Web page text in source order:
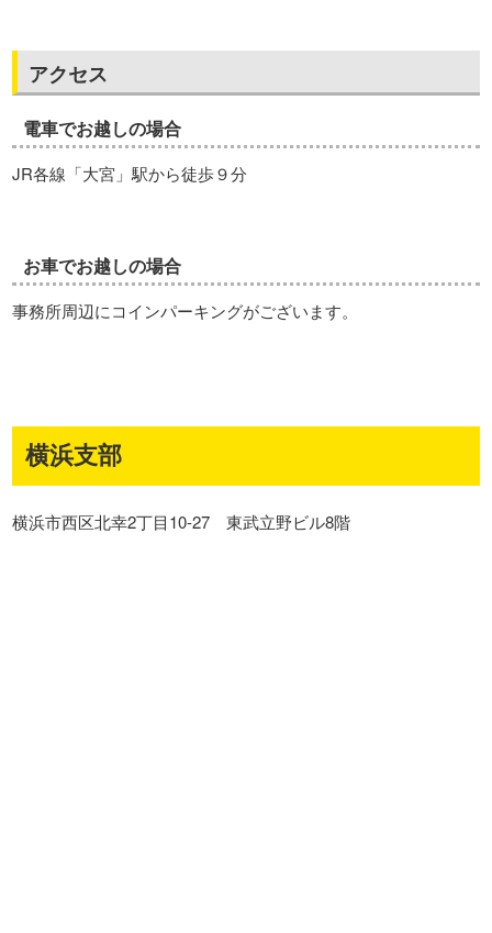
アクセス
電車でお越しの場合
JR各線「大宮」駅から徒歩９分
お車でお越しの場合
事務所周辺にコインパーキングがございます。
横浜支部
横浜市西区北幸2丁目10-27 東武立野ビル8階